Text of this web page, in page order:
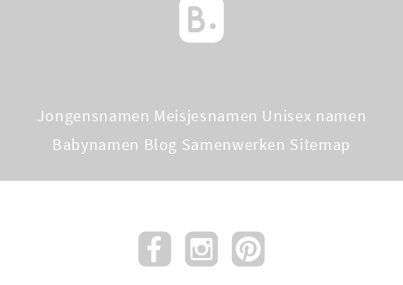
Jongensnamen Meisjesnamen Unisex namen
Babynamen Blog Samenwerken Sitemap